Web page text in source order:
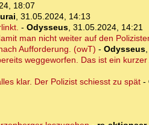
18:07
, 31.05.2024, 14:13
- Odysseus, 31.05.2024, 14:21
man nicht weiter auf den
Aufforderung. (owT) - Odysseus,
weggeworfen. Das ist ein kurzer
klar. Der Polizist schiesst zu spät-